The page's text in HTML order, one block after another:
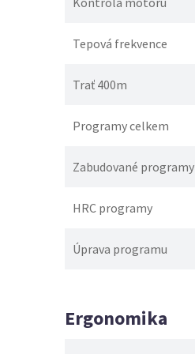
Tepová frekvence
Trať 400m
Programy celkem
Zabudované programy
HRC programy
Úprava programu
Ergonomika